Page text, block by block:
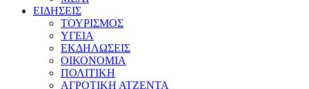
ΕΙΔΗΣΕΙΣ
ΤΟΥΡΙΣΜΟΣ
ΥΓΕΙΑ
ΕΚΔΗΛΩΣΕΙΣ
ΟΙΚΟΝΟΜΙΑ
ΠΟΛΙΤΙΚΗ
ΑΓΡΟΤΙΚΗ ΑΤΖΕΝΤΑ